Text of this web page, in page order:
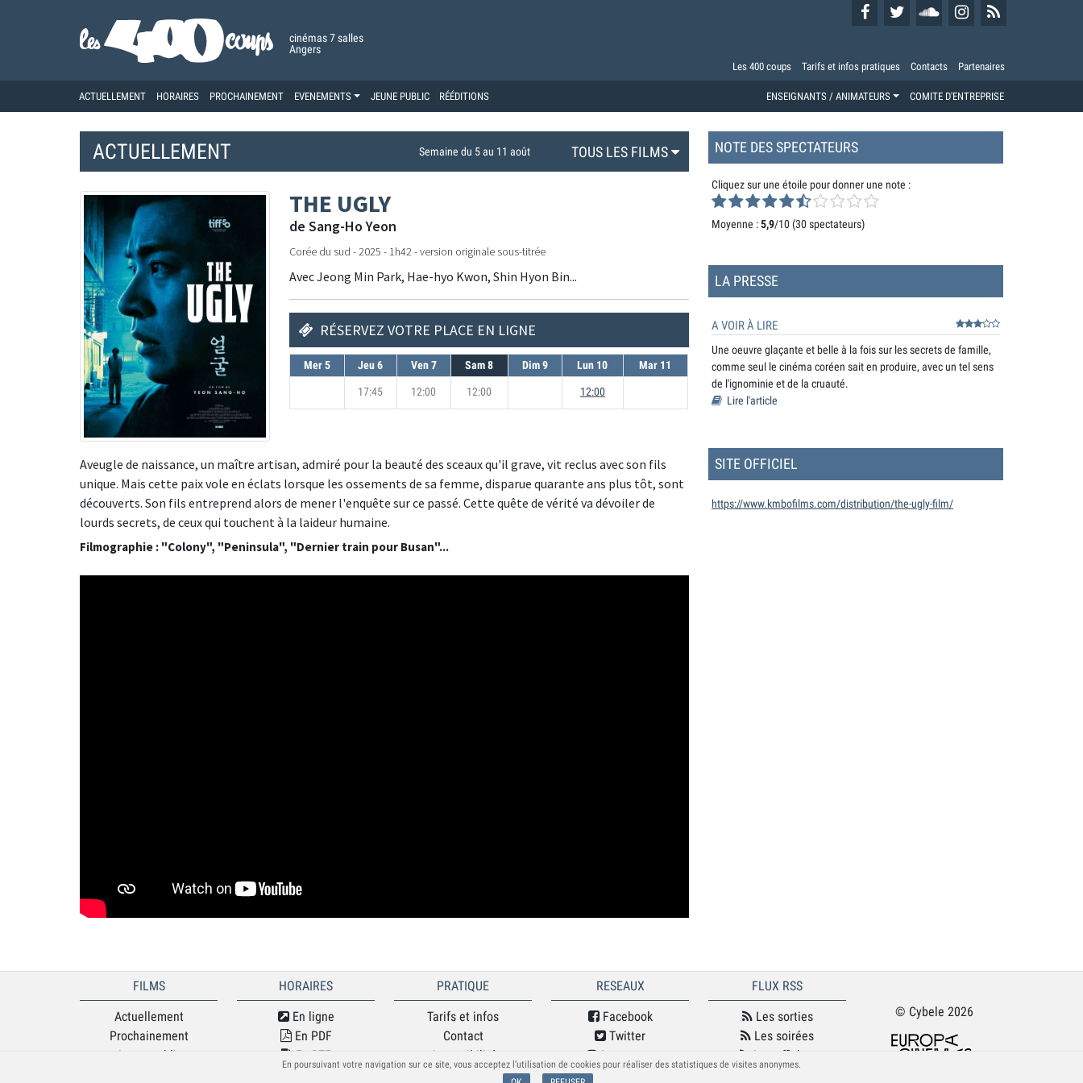
cinémas 7 salles
Angers
Les 400 coups Tarifs et infos pratiques Contacts Partenaires
ACTUELLEMENT HORAIRES PROCHAINEMENT EVENEMENTS JEUNE PUBLIC RÉÉDITIONS ENSEIGNANTS / ANIMATEURS COMITE D'ENTREPRISE
ACTUELLEMENT Semaine du 5 au 11 août TOUS LES FILMS
THE UGLY
de Sang-Ho Yeon
Corée du sud - 2025 - 1h42 - version originale sous-titrée
Avec Jeong Min Park, Hae-hyo Kwon, Shin Hyon Bin...
RÉSERVEZ VOTRE PLACE EN LIGNE
Mer 5 Jeu 6 Ven 7 Sam 8 Dim 9 Lun 10 Mar 11
17:45 12:00 12:00 12:00
Aveugle de naissance, un maître artisan, admiré pour la beauté des sceaux qu'il grave, vit reclus avec son fils
unique. Mais cette paix vole en éclats lorsque les ossements de sa femme, disparue quarante ans plus tôt, sont
découverts. Son fils entreprend alors de mener l'enquête sur ce passé. Cette quête de vérité va dévoiler de
lourds secrets, de ceux qui touchent à la laideur humaine.
Filmographie : "Colony", "Peninsula", "Dernier train pour Busan"...
NOTE DES SPECTATEURS
Cliquez sur une étoile pour donner une note :
Moyenne :5,9/10 (30 spectateurs)
LA PRESSE
A VOIR À LIRE
Une oeuvre glaçante et belle à la fois sur les secrets de famille,
comme seul le cinéma coréen sait en produire, avec un tel sens
de l'ignominie et de la cruauté.
Lire l'article
SITE OFFICIEL
https://www.kmbofilms.com/distribution/the-ugly-film/
FILMS
Actuellement
Prochainement
Jeune public
HORAIRES
En ligne
En PDF
En RTF
PRATIQUE
Tarifs et infos
Contact
Accessibilité
Mentions légales
RESEAUX
Facebook
Twitter
Instagram
Soundcloud
FLUX RSS
Les sorties
Les soirées
Les affiches
Le podcast
© Cybele 2026
En poursuivant votre navigation sur ce site, vous acceptez l’utilisation de cookies pour réaliser des statistiques de visites anonymes.